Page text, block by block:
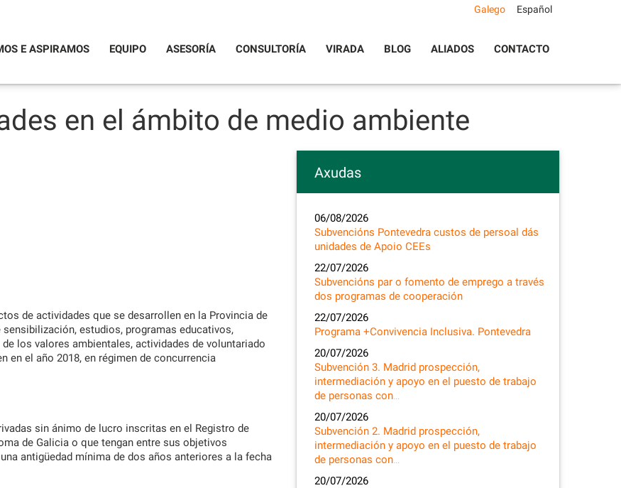
E ASPIRAMOS
EQUIPO ASESORÍA CONSULTORÍA VIRADA BLOG ALIADOS CONTACTO
Galego Español
en el ámbito de medio ambiente
de actividades que se desarrollen en la Provincia de
estudios, programas educativos,
los valores ambientales, actividades de voluntariado
en el año 2018, en régimen de concurrencia
sin ánimo de lucro inscritas en el Registro de
de Galicia o que tengan entre sus objetivos
antigüedad mínima de dos años anteriores a la fecha
Axudas
06/08/2026
Subvencións Pontevedra custos de persoal dás
unidades de Apoio CEEs
22/07/2026
Subvencións par o fomento de emprego a través
dos programas de cooperación
22/07/2026
Programa +Convivencia Inclusiva. Pontevedra
20/07/2026
Subvención 3. Madrid prospección,
intermediación y apoyo en el puesto de trabajo
de personas con…
20/07/2026
Subvención 2. Madrid prospección,
intermediación y apoyo en el puesto de trabajo
de personas con…
20/07/2026